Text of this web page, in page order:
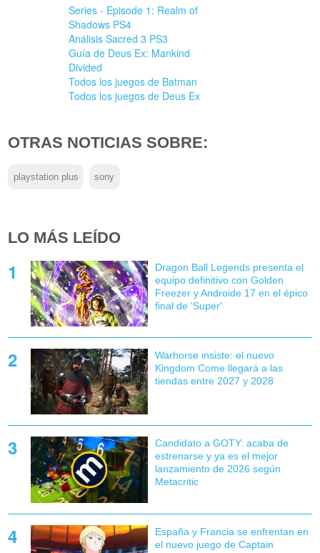
Series - Episode 1: Realm of
Shadows PS4
Análisis Sacred 3 PS3
Guía de Deus Ex: Mankind
Divided
Todos los juegos de Batman
Todos los juegos de Deus Ex
OTRAS NOTICIAS SOBRE:
playstation plus sony
LO MÁS LEÍDO
Dragon Ball Legends presenta el
equipo definitivo con Golden
Freezer y Androide 17 en el épico
final de 'Super'
Warhorse insiste: el nuevo
Kingdom Come llegará a las
tiendas entre 2027 y 2028
Candidato a GOTY: acaba de
estrenarse y ya es el mejor
lanzamiento de 2026 según
Metacritic
España y Francia se enfrentan en
el nuevo juego de Captain